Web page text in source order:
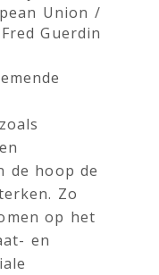
Union /
Fred Guerdin
de hoop de
Zo
op het
en